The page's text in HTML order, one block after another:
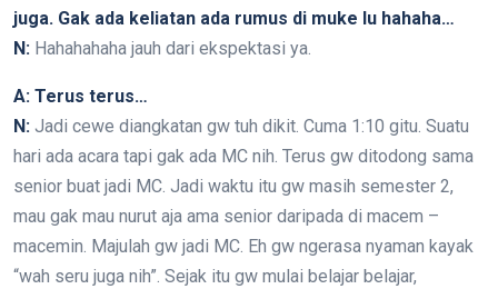
juga. Gak ada keliatan ada rumus di muke lu hahaha…
N: Hahahahaha jauh dari ekspektasi ya.
A: Terus terus…
N: Jadi cewe diangkatan gw tuh dikit. Cuma 1:10 gitu. Suatu
hari ada acara tapi gak ada MC nih. Terus gw ditodong sama
senior buat jadi MC. Jadi waktu itu gw masih semester 2,
mau gak mau nurut aja ama senior daripada di macem –
macemin. Majulah gw jadi MC. Eh gw ngerasa nyaman kayak
“wah seru juga nih”. Sejak itu gw mulai belajar belajar,